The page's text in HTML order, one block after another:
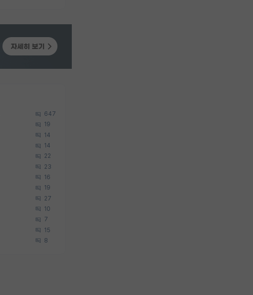
647
19
14
14
22
23
16
19
27
10
7
15
8